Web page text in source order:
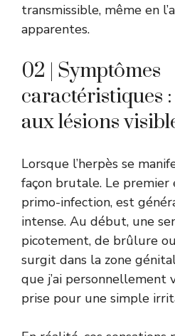
transmissible, même en
apparentes.
02 | Symptômes
caractéristiques :
aux lésions
Lorsque l’herpès se
façon brutale. Le premier
primo-infection, est
intense. Au début, une
picotement, de brûlure
surgit dans la zone
que j’ai personnellement
prise pour une simple